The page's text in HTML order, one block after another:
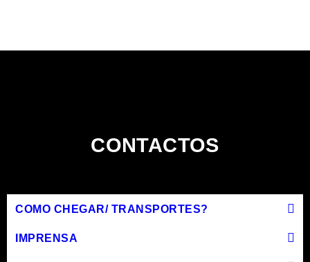
CONTACTOS
COMO CHEGAR/ TRANSPORTES?
IMPRENSA